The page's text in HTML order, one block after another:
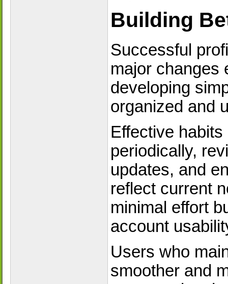
Building
Successful
major changes
developing
organized and
Effective
periodically,
updates, and
reflect current
minimal effort
account
Users who
smoother and